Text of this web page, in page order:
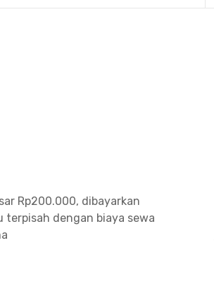
Rp200.000, dibayarkan
terpisah dengan biaya sewa